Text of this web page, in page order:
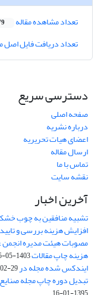
تعداد مشاهده مقاله
تعداد دریافت فایل اصل
دسترسی سریع
صفحه اصلی
درباره نشریه
اعضای هیات تحریریه
ارسال مقاله
تماس با ما
نقشه سایت
آخرین اخبار
تشبیه منافقین به چوب
افزایش هزینه بررسی و
مصوبات هیئت مدیره
هزینه چاپ مقالات1403-05-15
ایندکس شده مجله در DOAJ29
تبدیل دوره چاپ مجله